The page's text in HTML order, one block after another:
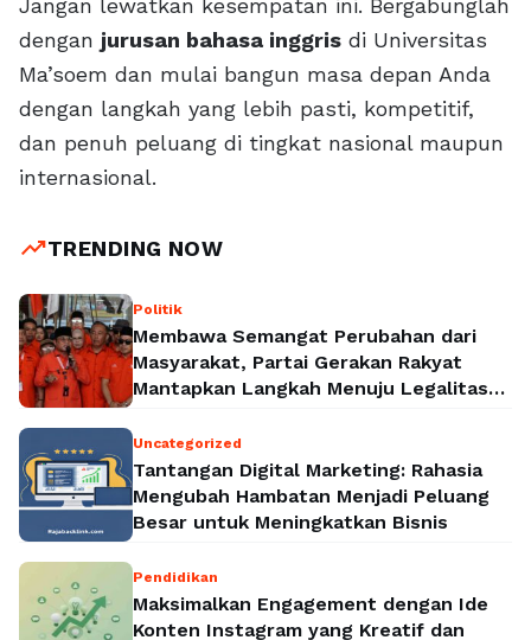
Jangan lewatkan kesempatan ini. Bergabunglah
dengan jurusan bahasa inggris di Universitas
Ma’soem dan mulai bangun masa depan Anda
dengan langkah yang lebih pasti, kompetitif,
dan penuh peluang di tingkat nasional maupun
internasional.
trending_upTRENDING NOW
Politik
Membawa Semangat Perubahan dari
Masyarakat, Partai Gerakan Rakyat
Mantapkan Langkah Menuju Legalitas
Uncategorized
Tantangan Digital Marketing: Rahasia
Mengubah Hambatan Menjadi Peluang
Besar untuk Meningkatkan Bisnis
Pendidikan
Maksimalkan Engagement dengan Ide
Konten Instagram yang Kreatif dan